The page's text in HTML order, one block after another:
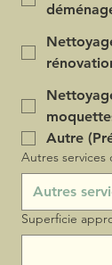
Autre
Autres services
Superficie